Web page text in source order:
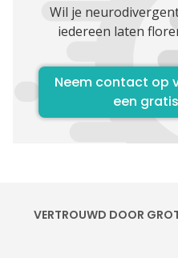
Wil je
iedereen laten
Neem contact op
een
VERTROUWD DOOR